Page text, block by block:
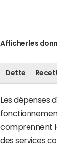
Afficher les
Dette
Les dépenses
comprennent
des services